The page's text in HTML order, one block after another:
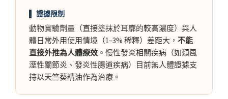
▌ 證據限制
動物實驗劑量（直接塗抹於耳廓的較高濃度）與人
體日常外用使用情境（1–3% 稀釋）差距大， 不能
直接外推為人體療效 。慢性發炎相關疾病（如類風
溼性關節炎、發炎性腸道疾病）目前無人體證據支
持以天竺葵精油作為治療。